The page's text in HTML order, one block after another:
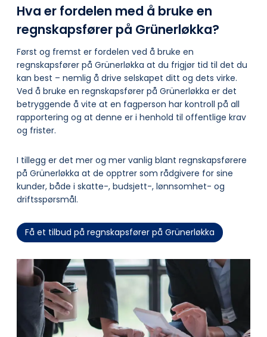
Hva er fordelen med å bruke en
regnskapsfører på Grünerløkka?
Først og fremst er fordelen ved å bruke en
regnskapsfører på Grünerløkka at du frigjør tid til det du
kan best – nemlig å drive selskapet ditt og dets virke.
Ved å bruke en regnskapsfører på Grünerløkka er det
betryggende å vite at en fagperson har kontroll på all
rapportering og at denne er i henhold til offentlige krav
og frister.
I tillegg er det mer og mer vanlig blant regnskapsførere
på Grünerløkka at de opptrer som rådgivere for sine
kunder, både i skatte-, budsjett-, lønnsomhet- og
driftsspørsmål.
Få et tilbud på regnskapsfører på Grünerløkka